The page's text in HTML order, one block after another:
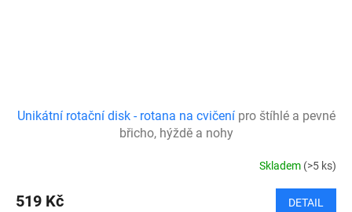
Unikátní rotační disk - rotana na cvičení pro štíhlé a pevné
břicho, hýždě a nohy
Skladem (>5 ks)
519 Kč DETAIL